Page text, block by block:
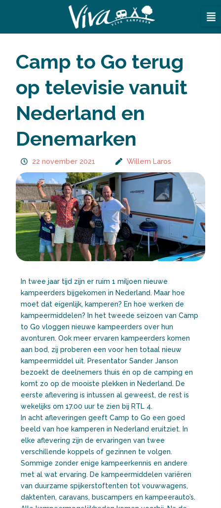
Camp to Go terug
op televisie vanuit
Nederland en
Denemarken
22 november 2021 Willem Laros
In twee jaar tijd zijn er ruim 1 miljoen nieuwe
kampeerders bijgekomen in Nederland. Maar hoe
moet dat eigenlijk, kamperen? En hoe werken de
kampeermiddelen? In het tweede seizoen van Camp
to Go vloggen nieuwe kampeerders over hun
avonturen. Ook meer ervaren kampeerders komen
aan bod, zij proberen een voor hen totaal nieuw
kampeermiddel uit. Presentator Sander Janson
bezoekt de deelnemers thuis én op de camping en
komt zo op de mooiste plekken in Nederland. De
eerste aflevering is intussen al geweest, de rest is
wekelijks om 17.00 uur te zien bij RTL 4.
In acht afleveringen geeft Camp to Go een goed
beeld van hoe kamperen in Nederland eruitziet. In
elke aflevering zijn de ervaringen van twee
verschillende koppels of gezinnen te volgen.
Sommige zonder enige kampeerkennis en andere
met al wat ervaring. De kampeermiddelen variëren
van duurzame spijkerstoftenten tot vouwwagens,
daktenten, caravans, buscampers en kampeerauto’s.